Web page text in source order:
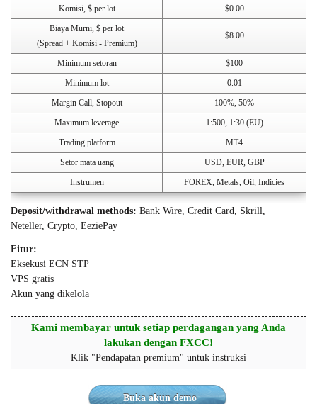
Komisi, $ per lot
$0.00
Biaya Murni, $ per lot
(Spread + Komisi - Premium)
$8.00
Minimum setoran
$100
Minimum lot
0.01
Margin Call, Stopout
100%, 50%
Maximum leverage
1:500, 1:30 (EU)
Trading platform
MT4
Setor mata uang
USD, EUR, GBP
Instrumen
FOREX, Metals, Oil, Indicies
Deposit/withdrawal methods: Bank Wire, Credit Card, Skrill,
Neteller, Crypto, EeziePay
Fitur:
Eksekusi ECN STP
VPS gratis
Akun yang dikelola
Kami membayar untuk setiap perdagangan yang Anda
lakukan dengan FXCC!
Klik "Pendapatan premium" untuk instruksi
Buka akun demo